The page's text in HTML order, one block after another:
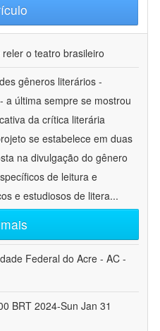
o teatro brasileiro
gêneros literários -
a última sempre se mostrou
da crítica literária
se estabelece em duas
na divulgação do gênero
de leitura e
e estudiosos de litera...
Federal do Acre - AC -
BRT 2024-Sun Jan 31